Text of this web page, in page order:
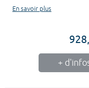
En savoir plus
+